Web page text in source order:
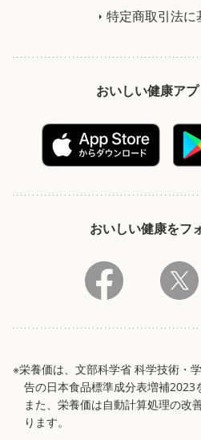
特定商取引法に
おいしい健康ア
おいしい健康をフ
※栄養価は、文部科学省 科学技術・
告の日本食品標準成分表増補2023
また、栄養価は自動計算処理の改
ります。